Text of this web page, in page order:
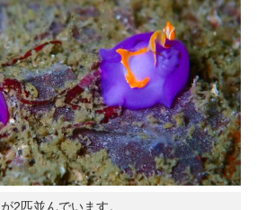
2匹並んでいます。